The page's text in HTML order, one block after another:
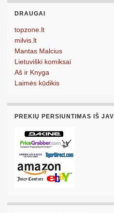
DRAUGAI
topzone.lt
milvis.lt
Mantas Malcius
Lietuviški komiksai
Aš ir Knyga
Laimės kūdikis
PREKIŲ PERSIUNTIMAS IŠ JAV